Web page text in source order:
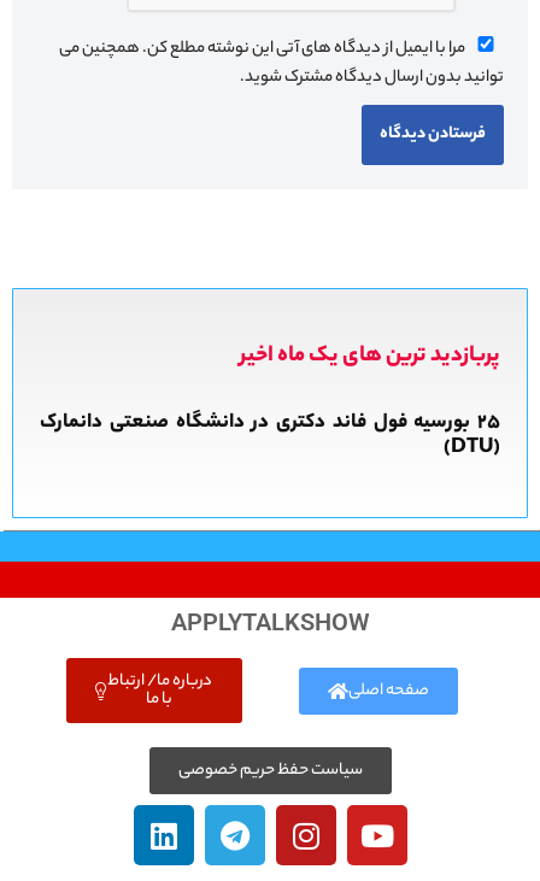
مرا با ایمیل از دیدگاه های آتی این نوشته مطلع کن. همچنین می
توانید بدون ارسال دیدگاهمشترک شوید.
پربازدید ترین های یک ماه اخیر
APPLYTALKSHOW
صفحه اصلی درباره ما/ ارتباط
با ما
سیاست حفظ حریم خصوصی